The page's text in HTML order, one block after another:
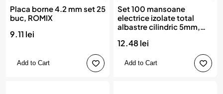
Placa borne 4.2 mm set 25
buc, ROMIX
9.11 lei
Add to Cart
Set 100 mansoane
electrice izolate total
albastre cilindric 5mm,
12.48 lei
Add to Cart